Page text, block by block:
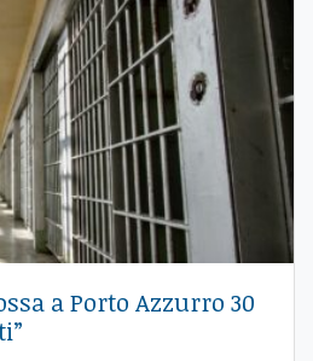
a Porto Azzurro 30